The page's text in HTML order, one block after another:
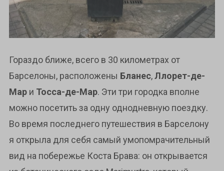
Гораздо ближе, всего в 30 километрах от
Барселоны, расположены Бланес,Ллорет-де-
Мар и Тосса-де-Мар. Эти три городка вполне
можно посетить за одну однодневную поездку.
Во время последнего путешествия в Барселону
я открыла для себя самый умопомрачительный
вид на побережье Коста Брава: он открывается